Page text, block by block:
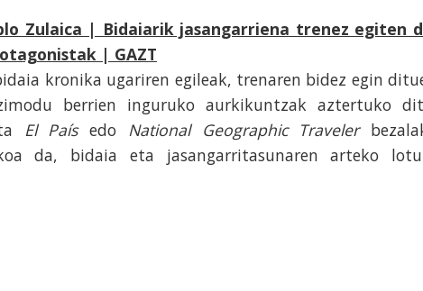
Zulaica | Bidaiarik jasangarriena trenez egiten
| GAZT
kronika ugariren egileak, trenaren bidez egin
berrien inguruko aurkikuntzak aztertuko
El Paísedo National Geographic Traveler
da, bidaia eta jasangarritasunaren arteko